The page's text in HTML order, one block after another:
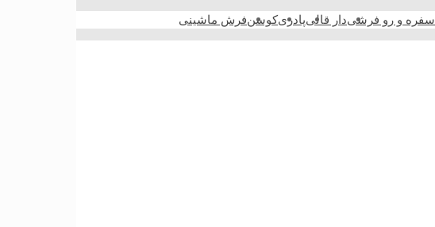
سفره و رو فرشیدار قالیپادریکوسنفرش ماشینی